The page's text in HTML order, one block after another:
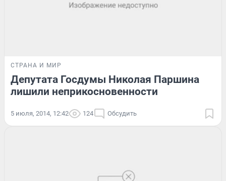
СТРАНА И МИР
Депутата Госдумы Николая Паршина
лишили неприкосновенности
5 июля, 2014, 12:42 124 Обсудить